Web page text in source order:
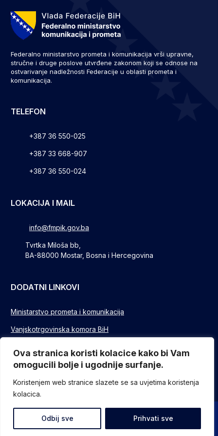
Ova stranica koristi kolacice kako bi Vam
omogucili bolje i ugodnije surfanje.
Koristenjem web stranice slazete se sa uvjetima koristenja
kolacica.
Odbij sve Prihvati sve
Federalno ministarstvo prometa i komunikacija vrši upravne,
stručne i druge poslove utvrđene zakonom koji se odnose na
ostvarivanje nadležnosti Federacije u oblasti prometa i
komunikacija.
TELEFON
+387 36 550-025
+387 33 668-907
+387 36 550-024
LOKACIJA I MAIL
info@fmpik.gov.ba
Tvrtka Miloša bb,
BA-88000 Mostar, Bosna i Hercegovina
DODATNI LINKOVI
Ministarstvo prometa i komunikacija
Vanjskotrgovinska komora BiH
FUZIP Sarajevo
© Sva prava pridržana - Federalno ministarstvo komunikacija i
prometa // Design and devlopment